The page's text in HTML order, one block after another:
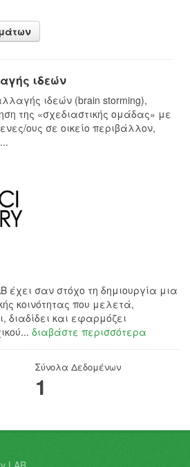
ιδεών
ιδεών (brain storming),
της «σχεδιαστικής ομάδας» με
ους σε οικείο περιβάλλον,
έχει σαν στόχο τη δημιουργία μια
κοινότητας που μελετά,
διαδίδει και εφαρμόζει
διαβάστε περισσότερα
Σύνολα Δεδομένων
1